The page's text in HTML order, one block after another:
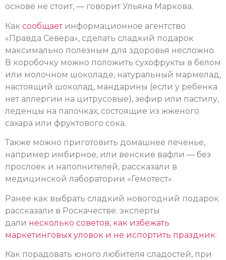
основе не стоит, — говорит Ульяна Маркова.
Как сообщаетинформационное агентство
«Правда Севера», сделать сладкий подарок
максимально полезным для здоровья несложно.
В коробочку можно положить сухофрукты в белом
или молочном шоколаде, натуральный мармелад,
настоящий шоколад, мандарины (если у ребенка
нет аллергии на цитрусовые), зефир или пастилу,
леденцы на палочках, состоящие из жженого
сахара или фруктового сока.
Также можно приготовить домашнее печенье,
например имбирное, или венские вафли — без
прослоек и наполнителей, рассказали в
медицинской лаборатории «Гемотест».
Ранее как выбрать сладкий новогодний подарок
рассказали в Роскачестве: эксперты
дали несколько советов, как избежать
маркетинговых уловок и не испортить праздник.
Как порадовать юного любителя сладостей, при